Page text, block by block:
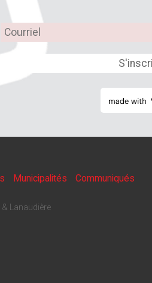
Municipalités Communiqués
Lanaudière